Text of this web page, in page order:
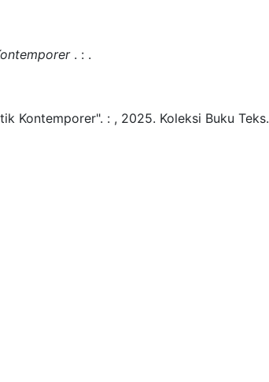
. : .
Kontemporer". : , 2025. Koleksi Buku Teks.